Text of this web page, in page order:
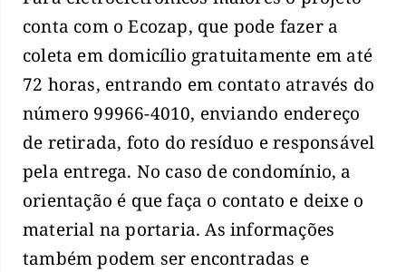
conta com o Ecozap, que pode fazer a
coleta em domicílio gratuitamente em até
72 horas, entrando em contato através do
número 99966-4010, enviando endereço
de retirada, foto do resíduo e responsável
pela entrega. No caso de condomínio, a
orientação é que faça o contato e deixe o
material na portaria. As informações
também podem ser encontradas e